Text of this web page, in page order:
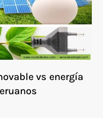
vs energía